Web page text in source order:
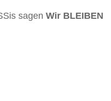
sagen Wir BLEIBEN